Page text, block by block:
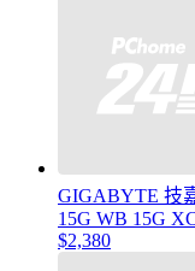
GIGABYTE 技
15G WB 15G
$2,380